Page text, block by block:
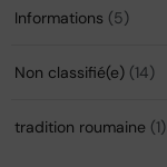
Informations (5)
Non classifié(e) (14)
tradition roumaine (1)